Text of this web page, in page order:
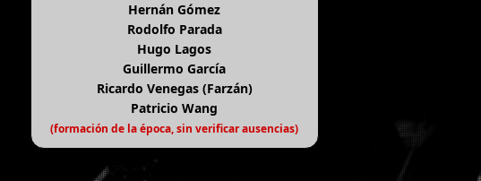
Hernán Gómez
Rodolfo Parada
Hugo Lagos
Guillermo García
Ricardo Venegas (Farzán)
Patricio Wang
(formación de la época, sin verificar ausencias)